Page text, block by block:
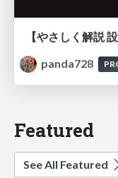
panda728
Featured
See All Featured